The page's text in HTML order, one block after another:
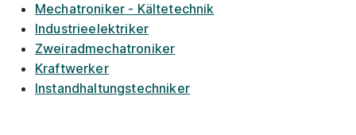
Mechatroniker - Kältetechnik
Industrieelektriker
Zweiradmechatroniker
Kraftwerker
Instandhaltungstechniker